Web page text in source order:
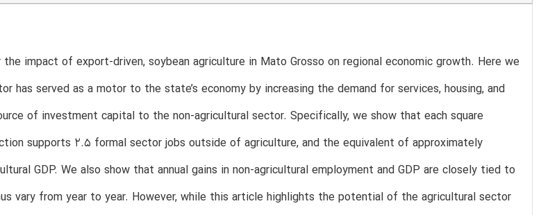
impact of export-driven, soybean agriculture in Mato Grosso on regional economic growth. Here we
has served as a motor to the state’s economy by increasing the demand for services, housing, and
of investment capital to the non-agricultural sector. Specifically, we show that each square
supports 2.5 formal sector jobs outside of agriculture, and the equivalent of approximately
GDP. We also show that annual gains in non-agricultural employment and GDP are closely tied to
vary from year to year. However, while this article highlights the potential of the agricultural sector